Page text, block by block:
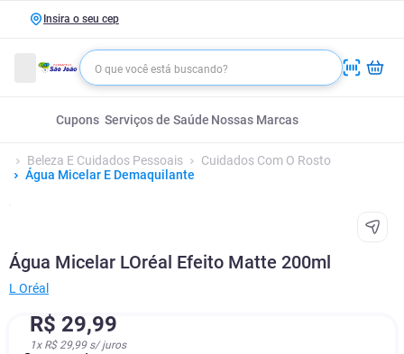
Insira o seu cep
Cupons Serviços de Saúde Nossas Marcas
Beleza E Cuidados Pessoais
Cuidados Com O Rosto
Água Micelar E Demaquilante
Água Micelar LOréal Efeito Matte 200ml
L Oréal
R$ 29,99
1x R$ 29,99s/ juros